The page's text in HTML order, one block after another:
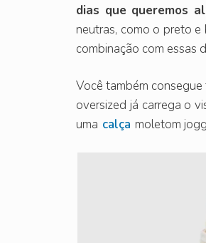
dias que queremos
neutras, como o preto e
combinação com essas
Você também
oversized já carrega o
uma calça moletom